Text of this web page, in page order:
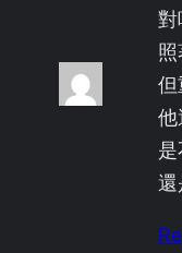
對
但
他
還